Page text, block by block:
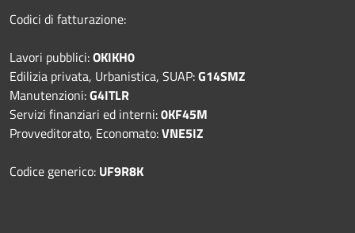
Codici di fatturazione:
Lavori pubblici:OKIKH0
Edilizia privata, Urbanistica, SUAP:G14SMZ
Manutenzioni:G4ITLR
Servizi finanziari ed interni:0KF45M
Provveditorato, Economato:VNE5IZ
Codice generico: UF9R8K